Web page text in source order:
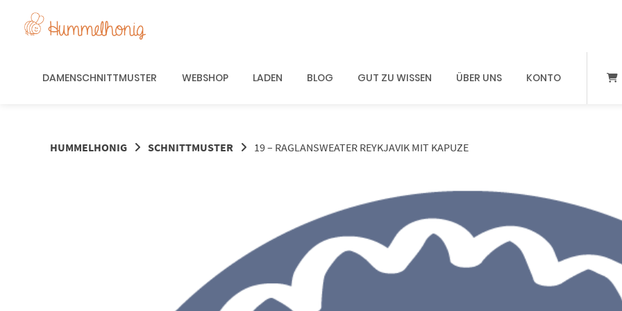
DAMENSCHNITTMUSTER WEBSHOP LADEN BLOG GUT ZU WISSEN ÜBER UNS KONTO
HUMMELHONIG SCHNITTMUSTER 19 – RAGLANSWEATER REYKJAVIK MIT KAPUZE